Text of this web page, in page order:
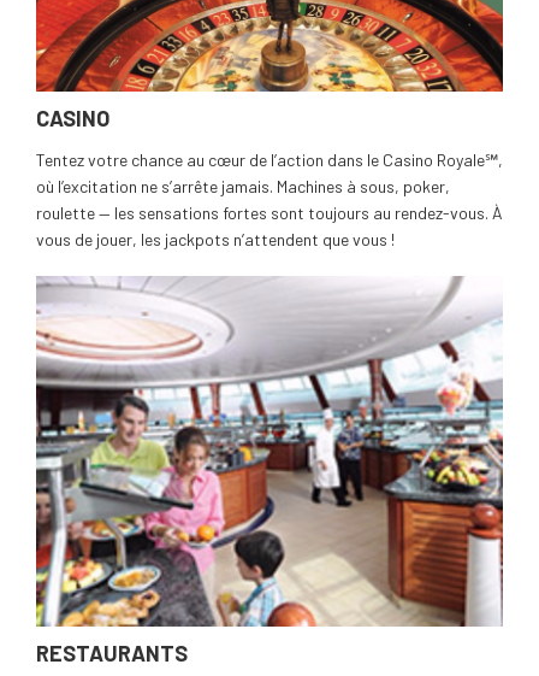
CASINO
Tentez votre chance au cœur de l’action dans le Casino Royale℠,
où l’excitation ne s’arrête jamais. Machines à sous, poker,
roulette — les sensations fortes sont toujours au rendez-vous. À
vous de jouer, les jackpots n’attendent que vous !
RESTAURANTS